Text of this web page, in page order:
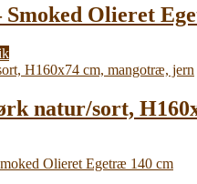
kr..
Smoked Olieret
kr.. natur/sort,